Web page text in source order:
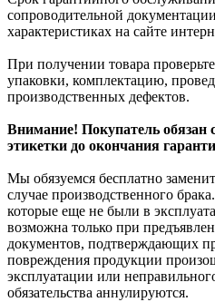
сопроводительной
характеристиках на сайте
При получении товара
упаковки, комплектацию,
производственных дефектов.
Внимание! Покупатель обязан
этикетки до окончания
Мы обязуемся бесплатно
случае производственного
которые еще не были в
возможна только при
документов, подтверждающих
повреждения продукции
эксплуатации или
обязательства аннулируются.